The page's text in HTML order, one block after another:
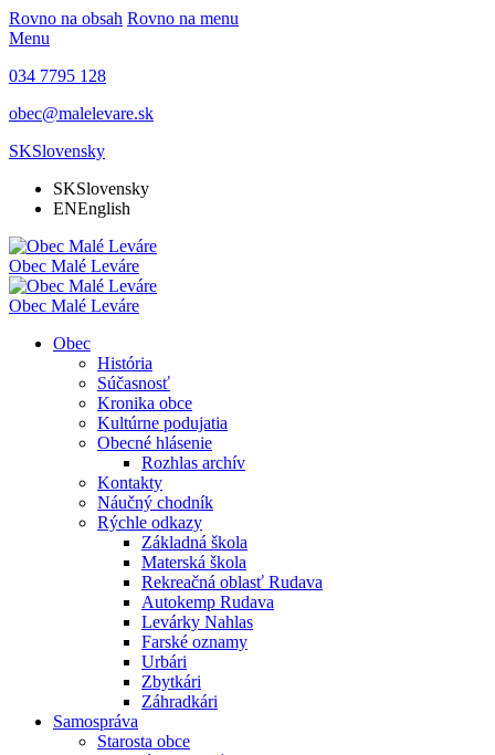
Rovno na obsah Rovno na menu
Menu
034 7795 128
obec@malelevare.sk
SKSlovensky
SKSlovensky
ENEnglish
Obec Malé Leváre
Obec Malé Leváre
Obec
História
Súčasnosť
Kronika obce
Kultúrne podujatia
Obecné hlásenie
Rozhlas archív
Kontakty
Náučný chodník
Rýchle odkazy
Základná škola
Materská škola
Rekreačná oblasť Rudava
Autokemp Rudava
Levárky Nahlas
Farské oznamy
Urbári
Zbytkári
Záhradkári
Samospráva
Starosta obce